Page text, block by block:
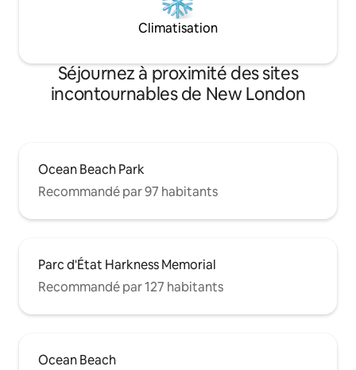
Climatisation
Séjournez à proximité des sites
incontournables de New London
Ocean Beach Park
Recommandé par 97 habitants
Parc d'État Harkness Memorial
Recommandé par 127 habitants
Ocean Beach